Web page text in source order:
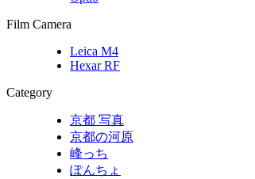
Film Camera
Leica M4
Hexar RF
Category
京都 写真
京都の河原
峰っち
ぽんちょ